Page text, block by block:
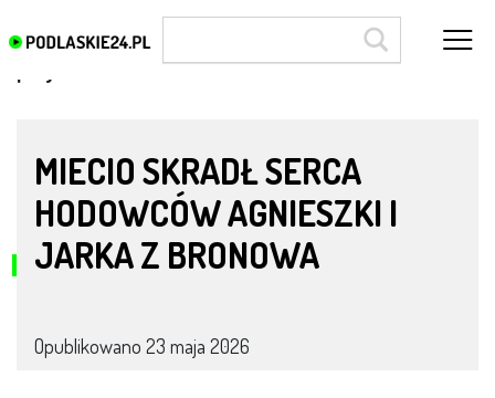
MIECIO SKRADŁ SERCA
HODOWCÓW AGNIESZKI I
JARKA Z BRONOWA
Opublikowano 23 maja 2026